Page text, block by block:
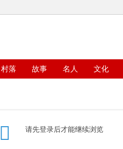
村落 故事 名人 文化
请先登录后才能继续浏览